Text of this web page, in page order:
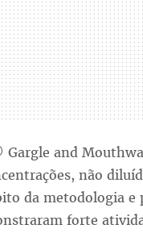
Gargle and
não
da metodologia e
forte